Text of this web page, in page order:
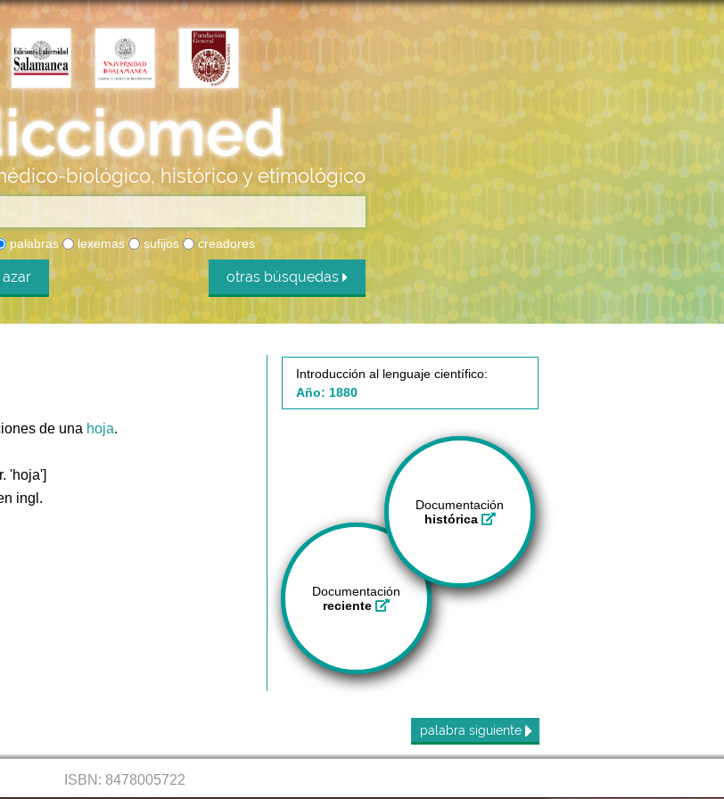
biológico, histórico y etimológico
palabras lexemas sufijos creadores
azar otras búsquedas
de una hoja.
'hoja']
ingl.
Introducción al lenguaje científico:
Año: 1880
Documentación
histórica
Documentación
reciente
palabra siguiente
ISBN: 8478005722